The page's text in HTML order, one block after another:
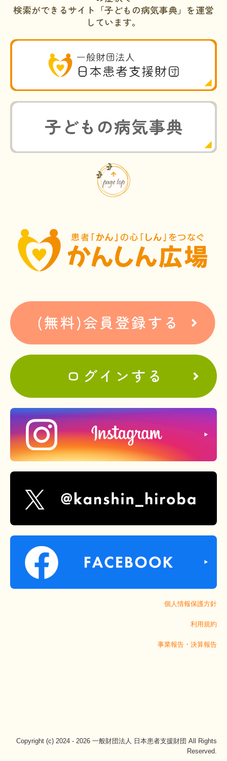
検索ができるサイト「子どもの病気事典」を運営
しています。
個人情報保護方針
利用規約
事業報告・決算報告
Copyright (c) 2024 - 2026 一般財団法人 日本患者支援財団 All Rights
Reserved.